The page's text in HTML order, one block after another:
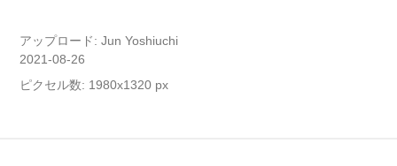
アップロード:Jun Yoshiuchi
2021-08-26
ピクセル数: 1980x1320 px